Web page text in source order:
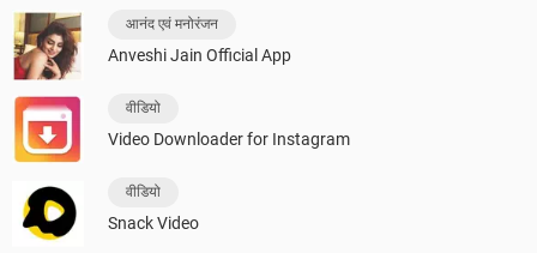
आनंद एवं मनोरंजन
Anveshi Jain Official App
वीडियो
Video Downloader for Instagram
वीडियो
Snack Video